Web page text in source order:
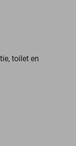
toilet en